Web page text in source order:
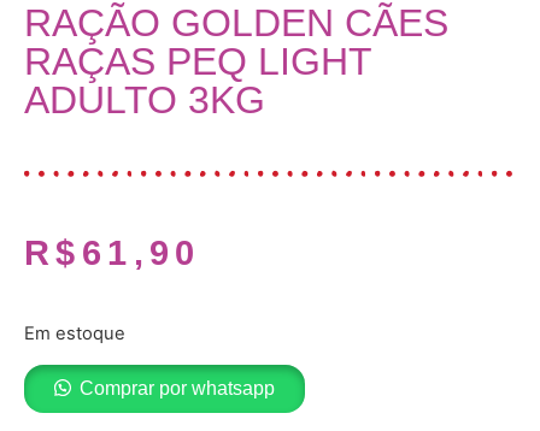
RAÇÃO GOLDEN CÃES
RAÇAS PEQ LIGHT
ADULTO 3KG
R$ 61,90
Em estoque
Comprar por whatsapp